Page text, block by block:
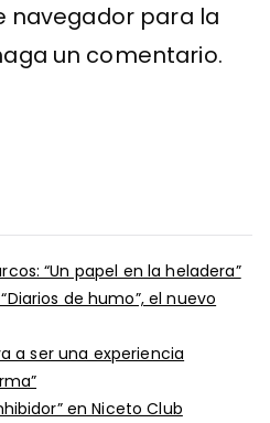
navegador para la
un comentario.
“Un papel en la heladera”
de humo”, el nuevo
a ser una experiencia
en Niceto Club